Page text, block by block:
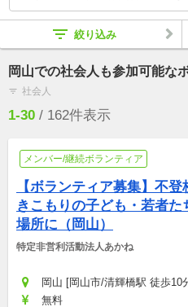
filter_list 絞り込み
岡山での社会人も参加可能な
filter_list 社会人
1-30 / 162件表示
メンバー/継続ボランティア
【ボランティア募集】不登
きこもりの子ども・若者た
場所に（岡山）
特定非営利活動法人あかね
岡山 [岡山市/清輝橋駅 徒歩10
無料